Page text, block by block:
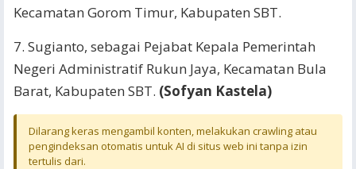
Kecamatan Gorom Timur, Kabupaten SBT.
7. Sugianto, sebagai Pejabat Kepala Pemerintah
Negeri Administratif Rukun Jaya, Kecamatan Bula
Barat, Kabupaten SBT. (Sofyan Kastela)
Dilarang keras mengambil konten, melakukan crawling atau
pengindeksan otomatis untuk AI di situs web ini tanpa izin
tertulis dari.